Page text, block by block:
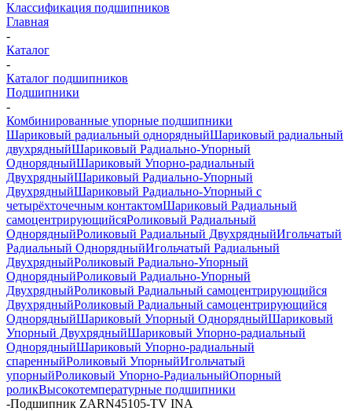
Классификация подшипников
Главная
-
Каталог
-
Каталог подшипников
Подшипники
-
Комбинированные упорные подшипники
Шариковый радиальный однорядныйШариковый радиальный
двухрядныйШариковый Радиально-Упорный
ОднорядныйШариковый Упорно-радиальный
ДвухрядныйШариковый Радиально-Упорный
ДвухрядныйШариковый Радиально-Упорный с
четырёхточечным контактомШариковый Радиальный
самоцентрирующийсяРоликовый Радиальный
ОднорядныйРоликовый Радиальный ДвухрядныйИгольчатый
Радиальный ОднорядныйИгольчатый Радиальный
ДвухрядныйРоликовый Радиально-Упорный
ОднорядныйРоликовый Радиально-Упорный
ДвухрядныйРоликовый Радиальный самоцентрирующийся
ДвухрядныйРоликовый Радиальный самоцентрирующийся
ОднорядныйШариковый Упорный ОднорядныйШариковый
Упорный ДвухрядныйШариковый Упорно-радиальный
ОднорядныйШариковый Упорно-радиальный
спаренныйРоликовый УпорныйИгольчатый
упорныйРоликовый Упорно-РадиальныйОпорный
роликВысокотемпературные подшипники
-Подшипник ZARN45105-TV INA